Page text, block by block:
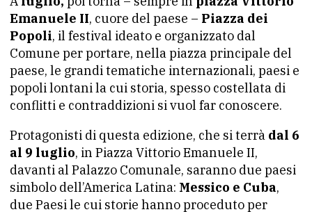
Emanuele II, cuore del paese – Piazza dei
Popoli, il festival ideato e organizzato dal
Comune per portare, nella piazza principale del
paese, le grandi tematiche internazionali, paesi e
popoli lontani la cui storia, spesso costellata di
conflitti e contraddizioni si vuol far conoscere.
Protagonisti di questa edizione, che si terrà dal 6
al 9 luglio, in Piazza Vittorio Emanuele II,
davanti al Palazzo Comunale, saranno due paesi
simbolo dell’America Latina: Messico e Cuba,
due Paesi le cui storie hanno proceduto per